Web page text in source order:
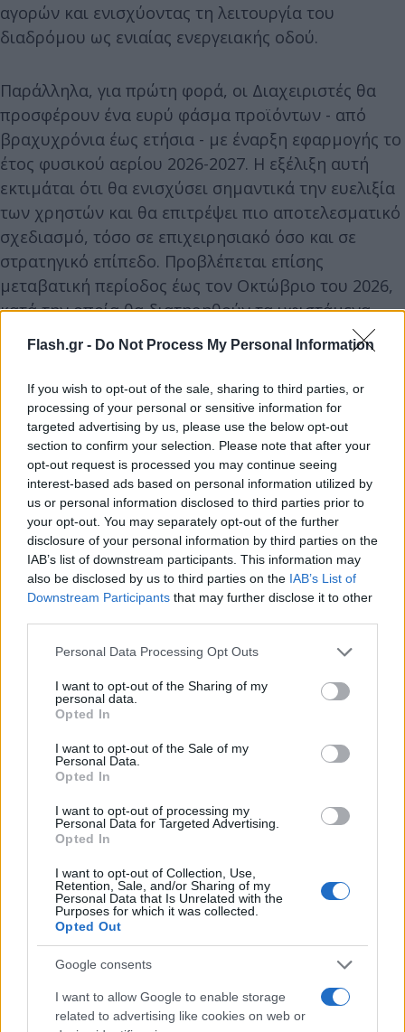
Flash.gr - Do Not Process My Personal Information
If you wish to opt-out of the sale, sharing to third parties, or
processing of your personal or sensitive information for
targeted advertising by us, please use the below opt-out
section to confirm your selection. Please note that after your
opt-out request is processed you may continue seeing
interest-based ads based on personal information utilized by
us or personal information disclosed to third parties prior to
your opt-out. You may separately opt-out of the further
disclosure of your personal information by third parties on the
IAB’s list of downstream participants. This information may
also be disclosed by us to third parties on the IAB’s List of
Downstream Participants that may further disclose it to other
Please note that this website/app uses one or more Google
not limited to your visit or usage behaviour. You may click to
grant or deny consent to Google and its third-party tags to
use your data for below specified purposes in below Google
consent section.
Personal Data Processing Opt Outs
I want to opt-out of the Sharing of my
personal data.
Opted In
I want to opt-out of the Sale of my
Personal Data.
Opted In
I want to opt-out of processing my
Personal Data for Targeted Advertising.
Opted In
I want to opt-out of Collection, Use,
Retention, Sale, and/or Sharing of my
Personal Data that Is Unrelated with the
Purposes for which it was collected.
Opted Out
Google consents
I want to allow Google to enable storage
related to advertising like cookies on web or
αγορών και ενισχύοντας τη λειτουργία του
διαδρόμου ως ενιαίας ενεργειακής οδού.
Παράλληλα, για πρώτη φορά, οι Διαχειριστές θα
προσφέρουν ένα ευρύ φάσμα προϊόντων - από
βραχυχρόνια έως ετήσια - με έναρξη εφαρμογής το
έτος φυσικού αερίου 2026-2027. Η εξέλιξη αυτή
εκτιμάται ότι θα ενισχύσει σημαντικά την ευελιξία
των χρηστών και θα επιτρέψει πιο αποτελεσματικό
σχεδιασμό, τόσο σε επιχειρησιακό όσο και σε
στρατηγικό επίπεδο. Προβλέπεται επίσης
μεταβατική περίοδος έως τον Οκτώβριο του 2026,
κατά την οποία θα διατηρηθούν τα υφιστάμενα
προϊόντα, υπό την έγκριση των αρμόδιων αρχών.
Από την πλευρά του, ο Κρις Ράιτ παρουσίασε τις
πρωτοβουλίες των ΗΠΑ για την ενίσχυση της
ενεργειακής συνεργασίας στην περιοχή, με